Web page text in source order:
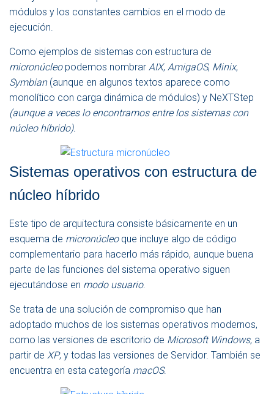
módulos y los constantes cambios en el modo de
ejecución.
Como ejemplos de sistemas con estructura de
micronúcleopodemos nombrar AIX, AmigaOS, Minix,
Symbian(aunque en algunos textos aparece como
monolítico con carga dinámica de módulos) y NeXTStep
(aunque a veces lo encontramos entre los sistemas con
núcleo híbrido).
Sistemas operativos con estructura de
núcleo híbrido
Este tipo de arquitectura consiste básicamente en un
esquema de micronúcleoque incluye algo de código
complementario para hacerlo más rápido, aunque buena
parte de las funciones del sistema operativo siguen
ejecutándose en modo usuario.
Se trata de una solución de compromiso que han
adoptado muchos de los sistemas operativos modernos,
como las versiones de escritorio de Microsoft Windows, a
partir de XP, y todas las versiones de Servidor. También se
encuentra en esta categoría macOS.